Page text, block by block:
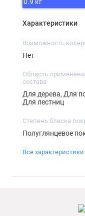
0.9 кг
Характеристики
Возможность
Нет
Область
состава
Для дерева, Для
Для лестниц
Степень блеска
Полуглянцевое
Все характеристики